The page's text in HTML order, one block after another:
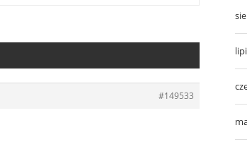
#149533